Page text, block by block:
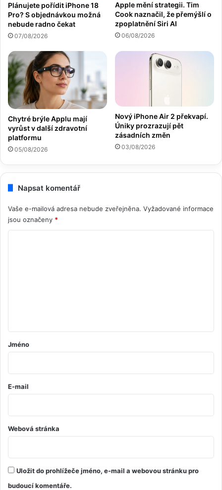
Plánujete pořídit iPhone 18
Pro? S objednávkou možná
nebude radno čekat
07/08/2026
Apple mění strategii. Tim
Cook naznačil, že přemýšlí o
zpoplatnění Siri AI
06/08/2026
Chytré brýle Applu mají
vyrůst v další zdravotní
platformu
05/08/2026
Nový iPhone Air 2 překvapí.
Úniky prozrazují pět
zásadních změn
03/08/2026
Napsat komentář
Vaše e-mailová adresa nebude zveřejněna. Vyžadované informace
jsou označeny *
ř
Jméno
E-mail
Webová stránka
Uložit do prohlížeče jméno, e-mail a webovou stránku pro
budoucí komentáře.